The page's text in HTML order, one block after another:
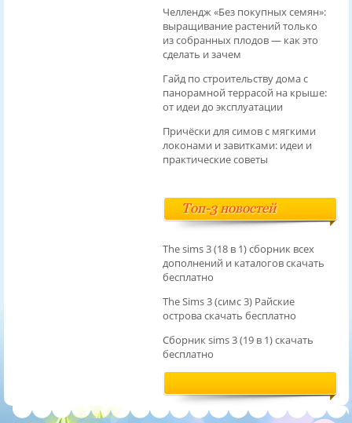
Челлендж «Без покупных семян»:
выращивание растений только
из собранных плодов — как это
сделать и зачем
Гайд по строительству дома с
панорамной террасой на крыше:
от идеи до эксплуатации
Причёски для симов с мягкими
локонами и завитками: идеи и
практические советы
Топ-3 новостей
The sims 3 (18 в 1) сборник всех
дополнений и каталогов скачать
бесплатно
The Sims 3 (симс 3) Райские
острова скачать бесплатно
Сборник sims 3 (19 в 1) скачать
бесплатно